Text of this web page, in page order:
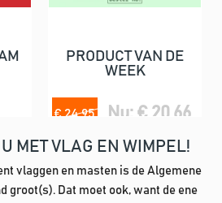
PRODUCT VAN DE
WEEK
€ 24,95 Nu: € 20,66
MET VLAG EN WIMPEL!
vlaggen en masten is de Algemene
groot(s). Dat moet ook, want de ene